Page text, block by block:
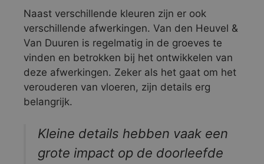
Naast verschillende kleuren zijn er ook
verschillende afwerkingen. Van den Heuvel &
Van Duuren is regelmatig in de groeves te
vinden en betrokken bij het ontwikkelen van
deze afwerkingen. Zeker als het gaat om het
verouderen van vloeren, zijn details erg
belangrijk.
Kleine details hebben vaak een
grote impact op de doorleefde